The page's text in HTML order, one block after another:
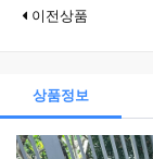
이전상품
상품정보